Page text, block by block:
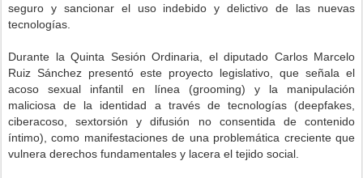
seguro y sancionar el uso indebido y delictivo de las nuevas
tecnologías.
Durante la Quinta Sesión Ordinaria, el diputado Carlos Marcelo
Ruiz Sánchez presentó este proyecto legislativo, que señala el
acoso sexual infantil en línea (grooming) y la manipulación
maliciosa de la identidad a través de tecnologías (deepfakes,
ciberacoso, sextorsión y difusión no consentida de contenido
íntimo), como manifestaciones de una problemática creciente que
vulnera derechos fundamentales y lacera el tejido social.